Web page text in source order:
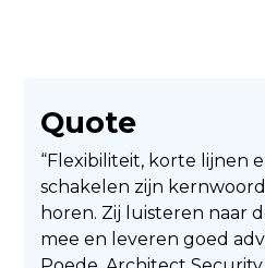
Quote
“Flexibiliteit, korte lijnen
schakelen zijn
horen. Zij luisteren naar
mee en leveren goed